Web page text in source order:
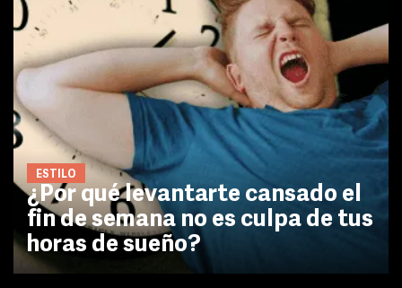
ESTILO
¿Por qué levantarte cansado el
fin de semana no es culpa de tus
horas de sueño?